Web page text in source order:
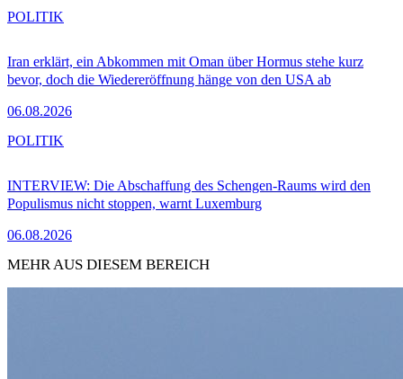
Iran erklärt, ein Abkommen mit Oman über Hormus stehe kurz
bevor, doch die Wiedereröffnung hänge von den USA ab
06.08.2026
POLITIK
INTERVIEW: Die Abschaffung des Schengen-Raums wird den
Populismus nicht stoppen, warnt Luxemburg
06.08.2026
POLITIK
MEHR AUS DIESEM BEREICH